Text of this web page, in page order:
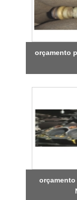
orçamento